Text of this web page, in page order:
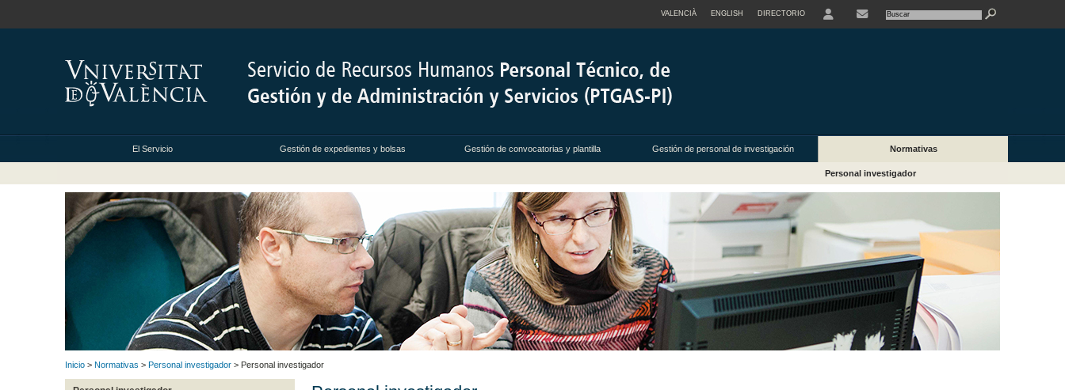
VALENCIÀ ENGLISH DIRECTORIO
El Servicio Gestión de expedientes y bolsas Gestión de convocatorias y plantilla Gestión de personal de investigación Normativas
Personal investigador
Inicio > Normativas > Personal investigador > Personal investigador